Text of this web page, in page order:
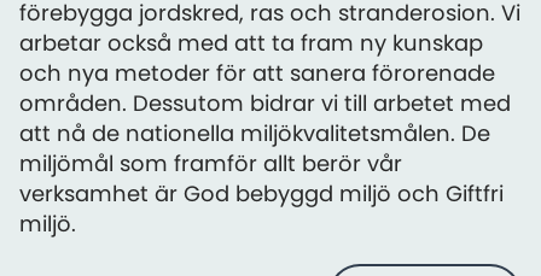
förebygga jordskred, ras och stranderosion. Vi
arbetar också med att ta fram ny kunskap
och nya metoder för att sanera förorenade
områden. Dessutom bidrar vi till arbetet med
att nå de nationella miljökvalitetsmålen. De
miljömål som framför allt berör vår
verksamhet är God bebyggd miljö och Giftfri
miljö.